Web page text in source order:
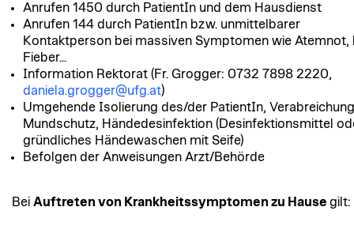
Anrufen 1450 durch PatientIn und dem Hausdienst
Anrufen 144 durch PatientIn bzw. unmittelbarer
Kontaktperson bei massiven Symptomen wie Atemnot,
Fieber...
Information Rektorat (Fr. Grogger: 0732 7898 2220,
daniela.grogger@ufg.at)
Umgehende Isolierung des/der PatientIn, Verabreichung
Mundschutz, Händedesinfektion (Desinfektionsmittel
gründliches Händewaschen mit Seife)
Befolgen der Anweisungen Arzt/Behörde
Bei Auftreten von Krankheitssymptomen zu Hause gilt: